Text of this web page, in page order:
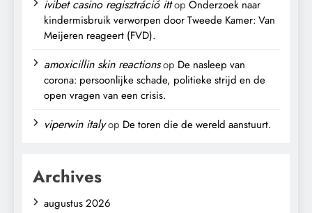
ivibet casino regisztráció ittop Onderzoek naar
kindermisbruik verworpen door Tweede Kamer: Van
Meijeren reageert (FVD).
amoxicillin skin reactionsop De nasleep van
corona: persoonlijke schade, politieke strijd en de
open vragen van een crisis.
viperwin italyop De toren die de wereld aanstuurt.
Archives
augustus 2026